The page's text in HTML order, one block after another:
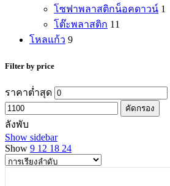
โซฟาพลาสติกน็อคดาวน์ 1
โต๊ะพลาสติก 11
โหลแก้ว 9
Filter by price
ราคาต่ำสุด
คัดกรอง
ลังพับ
Show sidebar
Show 9 12 18 24